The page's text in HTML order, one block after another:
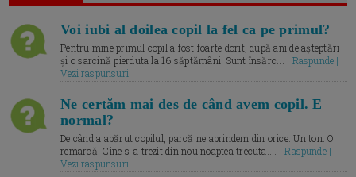
Voi iubi al doilea copil la fel ca pe primul?
Pentru mine primul copil a fost foarte dorit, după ani de așteptări
și o sarcină pierduta la 16 săptămâni. Sunt însărc... | Raspunde |
Vezi raspunsuri
Ne certăm mai des de când avem copil. E
normal?
De când a apărut copilul, parcă ne aprindem din orice. Un ton. O
remarcă. Cine s-a trezit din nou noaptea trecuta.... |Raspunde |
Vezi raspunsuri